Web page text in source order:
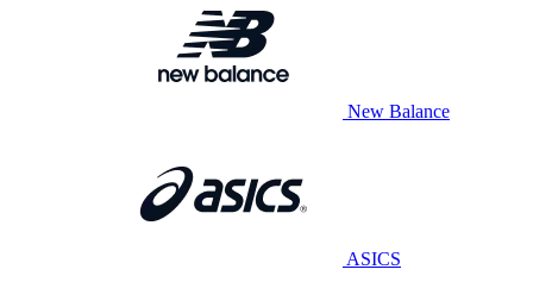
New Balance
ASICS